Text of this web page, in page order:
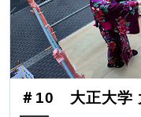
＃10 大正大学